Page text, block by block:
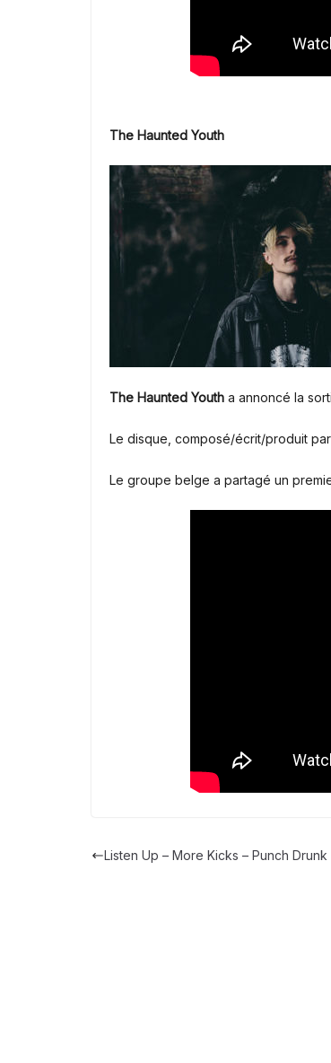
The Haunted Youth
The Haunted Youth a annoncé la
Le disque, composé/écrit/produit par
Le groupe belge a partagé un
Listen Up – More Kicks – Punch Drunk